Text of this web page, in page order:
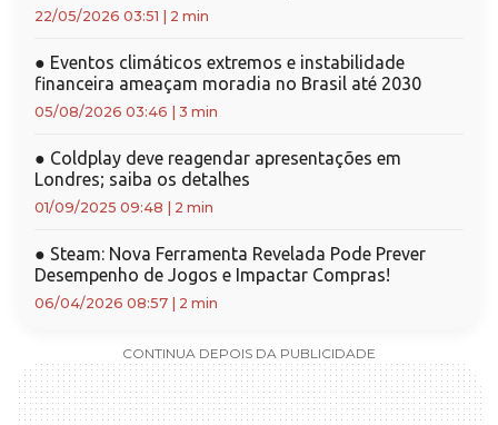
22/05/2026 03:51 2 min
● Eventos climáticos extremos e instabilidade
financeira ameaçam moradia no Brasil até 2030
05/08/2026 03:46 3 min
● Coldplay deve reagendar apresentações em
Londres; saiba os detalhes
01/09/2025 09:48 2 min
● Steam: Nova Ferramenta Revelada Pode Prever
Desempenho de Jogos e Impactar Compras!
06/04/2026 08:57 2 min
CONTINUA DEPOIS DA PUBLICIDADE